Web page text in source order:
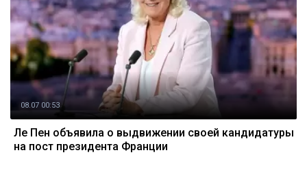
08.07 00:53
Ле Пен объявила о выдвижении своей кандидатуры
на пост президента Франции